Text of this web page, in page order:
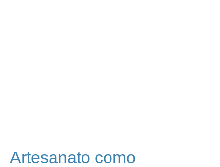
Artesanato como